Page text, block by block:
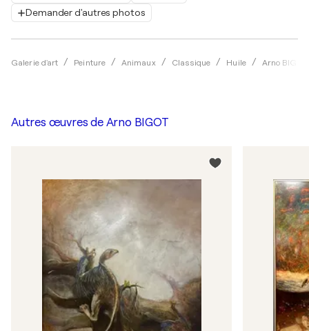
Demander d'autres photos
Galerie d'art Peinture Animaux Classique Huile Arno BIGOT
Autres œuvres de Arno BIGOT